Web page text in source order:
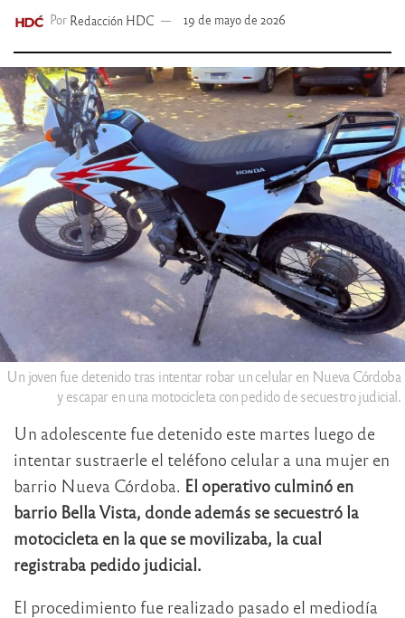
Por Redacción HDC 19 de mayo de 2026
Un joven fue detenido tras intentar robar un celular en Nueva Córdoba
y escapar en una motocicleta con pedido de secuestro judicial.
Un adolescente fue detenido este martes luego de
intentar sustraerle el teléfono celular a una mujer en
barrio Nueva Córdoba. El operativo culminó en
barrio Bella Vista, donde además se secuestró la
motocicleta en la que se movilizaba, la cual
registraba pedido judicial.
El procedimiento fue realizado pasado el mediodía